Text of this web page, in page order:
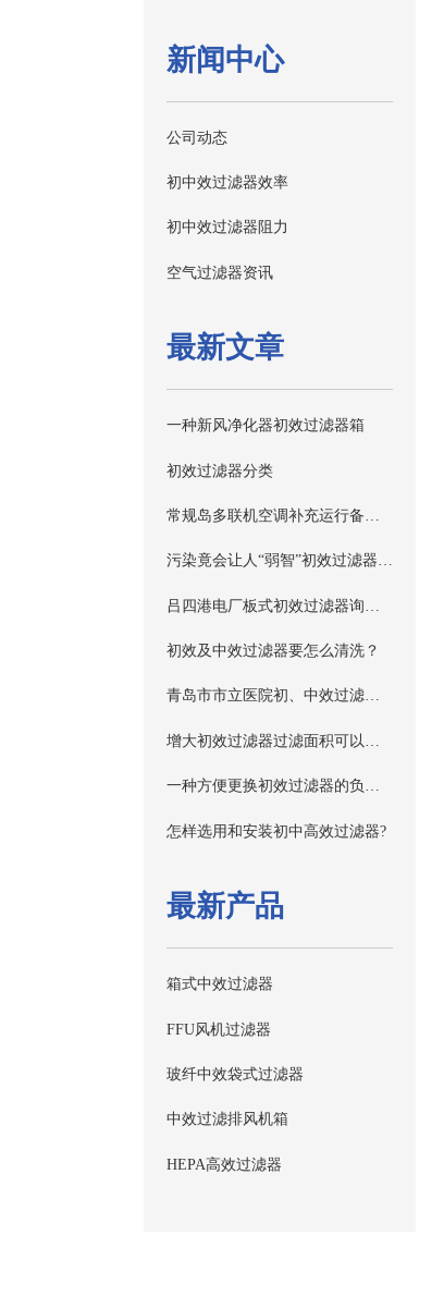
新闻中心
公司动态
初中效过滤器效率
初中效过滤器阻力
空气过滤器资讯
最新文章
一种新风净化器初效过滤器箱
初效过滤器分类
污染竟会让人“弱智”初效过滤器为你排忧
初效及中效过滤器要怎么清洗？
青岛市市立医院初、中效过滤器更换采购项目公告
一种方便更换初效过滤器的负压称量罩
怎样选用和安装初中高效过滤器?
最新产品
箱式中效过滤器
FFU风机过滤器
玻纤中效袋式过滤器
中效过滤排风机箱
HEPA高效过滤器